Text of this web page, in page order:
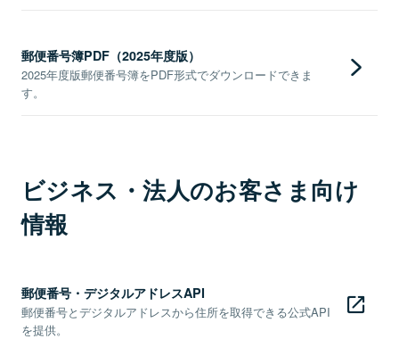
郵便番号簿PDF（2025年度版）
2025年度版郵便番号簿をPDF形式でダウンロードできま
す。
ビジネス・法人のお客さま向け
情報
郵便番号・デジタルアドレスAPI
郵便番号とデジタルアドレスから住所を取得できる公式API
を提供。